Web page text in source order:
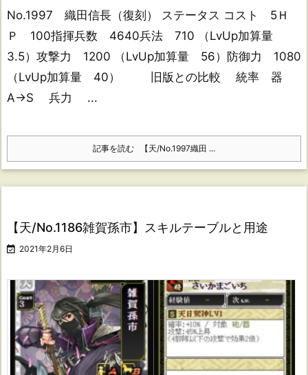
No.1997 織田信長（復刻） ステータス コスト 5Ｈ
Ｐ 100指揮兵数 4640兵法 710 （LvUp加算量
3.5）攻撃力 1200 （LvUp加算量 56）防御力 1080
（LvUp加算量 40） 旧版との比較 統率 器
A→S 兵力 ...
記事を読む 【天/No.1997織田 ...
【天/No.1186雑賀孫市】スキルテーブルと用途
 2021年2月6日